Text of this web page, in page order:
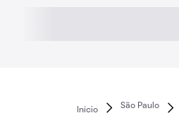
Início
São Paulo